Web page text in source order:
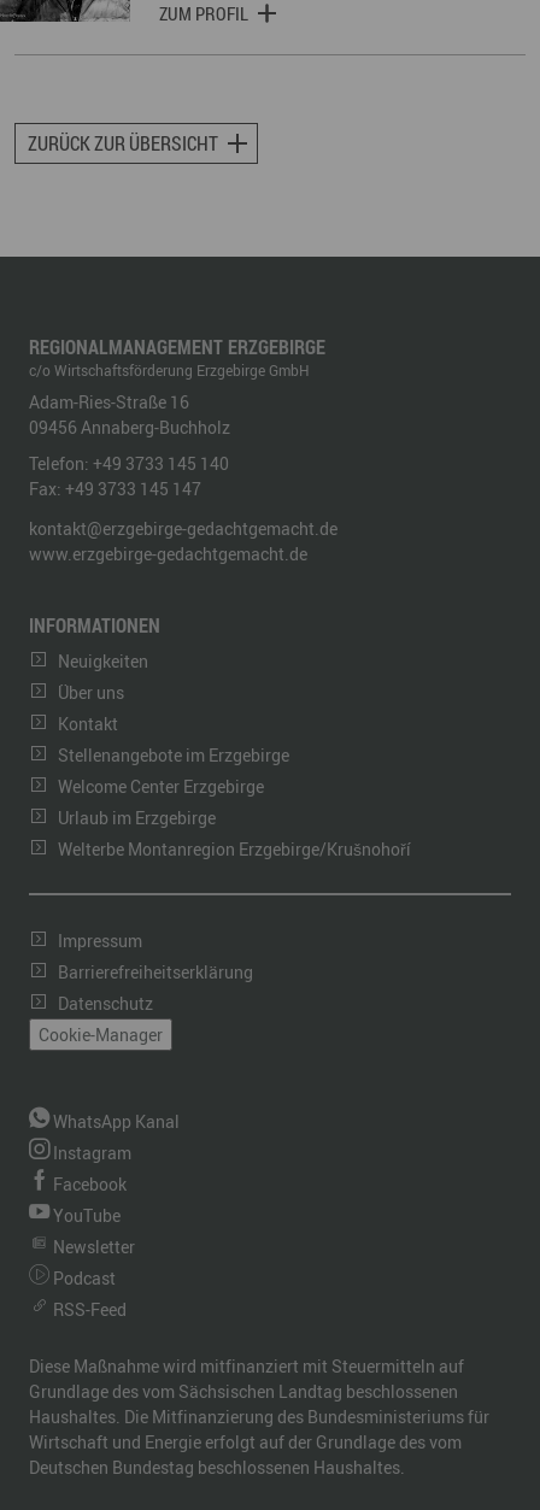
ZUM PROFIL
ZURÜCK ZUR ÜBERSICHT
REGIONALMANAGEMENT ERZGEBIRGE
c/o Wirtschaftsförderung Erzgebirge GmbH
Adam-Ries-Straße 16
09456 Annaberg-Buchholz
Telefon: +49 3733 145 140
Fax: +49 3733 145 147
kontakt@erzgebirge-gedachtgemacht.de
www.erzgebirge-gedachtgemacht.de
INFORMATIONEN
Neuigkeiten
Über uns
Kontakt
Stellenangebote im Erzgebirge
Welcome Center Erzgebirge
Urlaub im Erzgebirge
Welterbe Montanregion Erzgebirge/Krušnohoří
Impressum
Barrierefreiheitserklärung
Datenschutz
Cookie-Manager
WhatsApp Kanal
Instagram
Facebook
YouTube
Newsletter
Podcast
RSS-Feed
Diese Maßnahme wird mitfinanziert mit Steuermitteln auf
Grundlage des vom Sächsischen Landtag beschlossenen
Haushaltes. Die Mitfinanzierung des Bundesministeriums für
Wirtschaft und Energie erfolgt auf der Grundlage des vom
Deutschen Bundestag beschlossenen Haushaltes.